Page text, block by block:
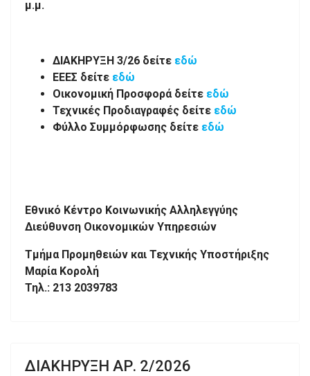
μ.μ.
ΔΙΑΚΗΡΥΞΗ 3/26 δείτε εδώ
ΕΕΕΣ δείτε εδώ
Οικονομική Προσφορά δείτε εδώ
Τεχνικές Προδιαγραφές δείτε εδώ
Φύλλο Συμμόρφωσης δείτε εδώ
Εθνικό Κέντρο Κοινωνικής Αλληλεγγύης
Διεύθυνση Οικονομικών Υπηρεσιών
Τμήμα Προμηθειών και Τεχνικής Υποστήριξης
Μαρία Κορολή
Τηλ.: 213 2039783
ΔΙΑΚΗΡΥΞΗ ΑΡ. 2/2026